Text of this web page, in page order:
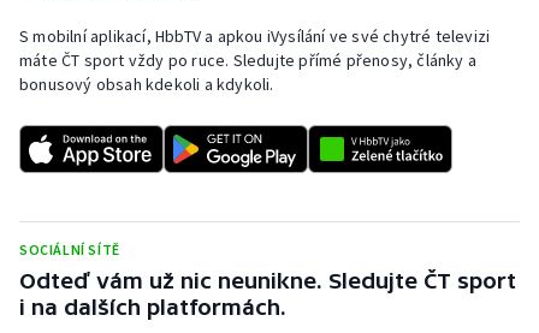
Rychlostní kanoistika
Short track
Stolní tenis
Triatlon
S mobilní aplikací, HbbTV a apkou iVysílání ve své chytré televizi
máte ČT sport vždy po ruce. Sledujte přímé přenosy, články a
bonusový obsah kdekoli a kdykoli.
SOCIÁLNÍ SÍTĚ
Odteď vám už nic neunikne. Sledujte ČT sport
i na dalších platformách.